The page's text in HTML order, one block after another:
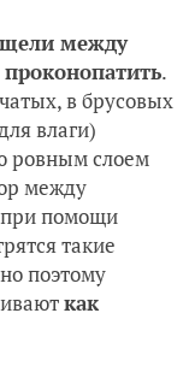
щели между
проконопатить.
в брусовых
влаги)
ровным слоем
между
при помощи
такие
поэтому
как